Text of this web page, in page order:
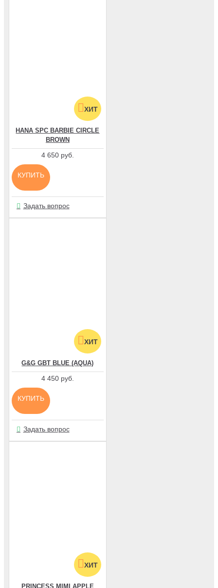
ХИТ
HANA SPC BARBIE CIRCLE
BROWN
4 650 руб.
КУПИТЬ
Задать вопрос
ХИТ
G&G GBT BLUE (AQUA)
4 450 руб.
КУПИТЬ
Задать вопрос
ХИТ
PRINCESS MIMI APPLE